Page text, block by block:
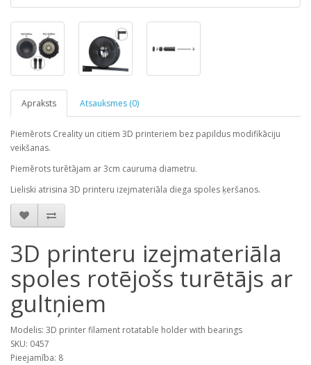
Apraksts Atsauksmes (0)
Piemērots Creality un citiem 3D printeriem bez papildus modifikāciju
veikšanas.
Piemērots turētājam ar 3cm cauruma diametru.
Lieliski atrisina 3D printeru izejmateriāla diega spoles ķeršanos.
3D printeru izejmateriāla
spoles rotējošs turētājs ar
gultņiem
Modelis: 3D printer filament rotatable holder with bearings
SKU: 0457
Pieejamība: 8